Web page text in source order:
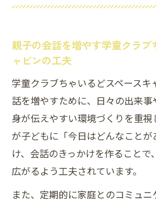
親子の会話を増やす学童クラブ
ャビンの工夫
学童クラブちゃいるどスペース
話を増やすために、日々の出来
身が伝えやすい環境づくりを重視
が子どもに「今日はどんなこと
け、会話のきっかけを作ること
広がるよう工夫されています。
また、定期的に家庭とのコミュ